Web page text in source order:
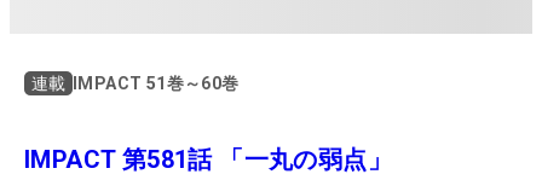
連載 IMPACT 51巻～60巻
IMPACT 第581話 「一丸の弱点」